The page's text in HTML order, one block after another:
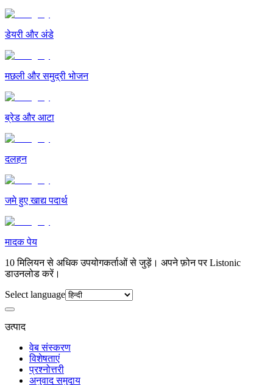
डेयरी और अंडे
मछली और समुद्री भोजन
ब्रेड और आटा
दलहन
जमे हुए खाद्य पदार्थ
मादक पेय
10 मिलियन से अधिक उपयोगकर्ताओं से जुड़ें। अपने फ़ोन पर Listonic
डाउनलोड करें।
Select language
उत्पाद
वेब संस्करण
विशेषताएं
प्रश्नोत्तरी
अनुवाद समुदाय